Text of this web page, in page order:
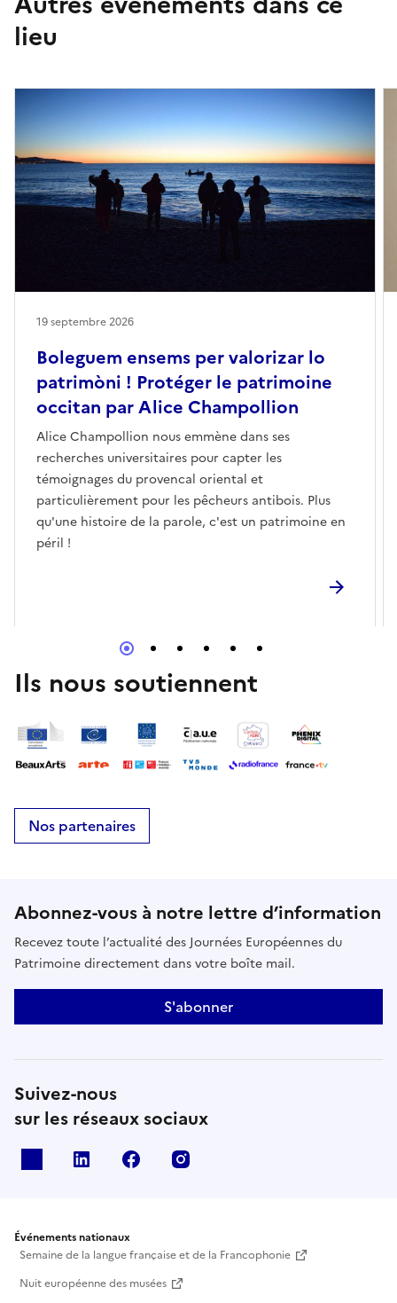
lieu
Boleguem ensems per valorizar lo
patrimòni ! Protéger le patrimoine
occitan par Alice Champollion
Alice Champollion nous emmène dans ses
recherches universitaires pour capter les
témoignages du provencal oriental et
particulièrement pour les pêcheurs antibois. Plus
qu'une histoire de la parole, c'est un patrimoine en
péril !
19 septembre 2026
Ils nous soutiennent
Nos partenaires
Abonnez-vous à notre lettre d’information
Recevez toute l’actualité des Journées Européennes du
Patrimoine directement dans votre boîte mail.
S'abonner
Suivez-nous
sur les réseaux sociaux
Linkedin Facebook
Événements nationaux
Semaine de la langue française et de la Francophonie
Nuit européenne des musées